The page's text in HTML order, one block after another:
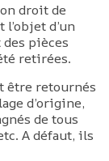
droit de
d’un
pièces
retirées.
être retournés
d’origine,
de tous
A défaut, ils